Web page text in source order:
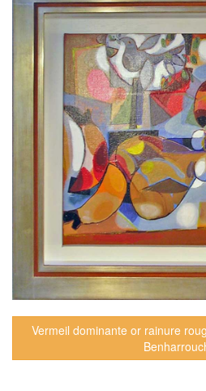
Vermeil dominante or rainure